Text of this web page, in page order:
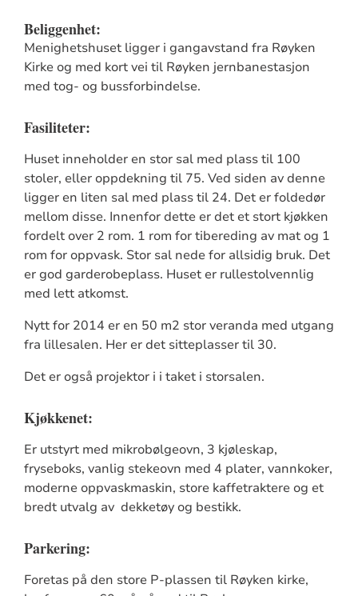
Beliggenhet:
Menighetshuset ligger i gangavstand fra Røyken
Kirke og med kort vei til Røyken jernbanestasjon
med tog- og bussforbindelse.
Fasiliteter:
Huset inneholder en stor sal med plass til 100
stoler, eller oppdekning til 75. Ved siden av denne
ligger en liten sal med plass til 24. Det er foldedør
mellom disse. Innenfor dette er det et stort kjøkken
fordelt over 2 rom. 1 rom for tibereding av mat og 1
rom for oppvask. Stor sal nede for allsidig bruk. Det
er god garderobeplass. Huset er rullestolvennlig
med lett atkomst.
Nytt for 2014 er en 50 m2 stor veranda med utgang
fra lillesalen. Her er det sitteplasser til 30.
Det er også projektor i i taket i storsalen.
Kjøkkenet:
Er utstyrt med mikrobølgeovn, 3 kjøleskap,
fryseboks, vanlig stekeovn med 4 plater, vannkoker,
moderne oppvaskmaskin, store kaffetraktere og et
bredt utvalg av dekketøy og bestikk.
Parkering:
Foretas på den store P-plassen til Røyken kirke,